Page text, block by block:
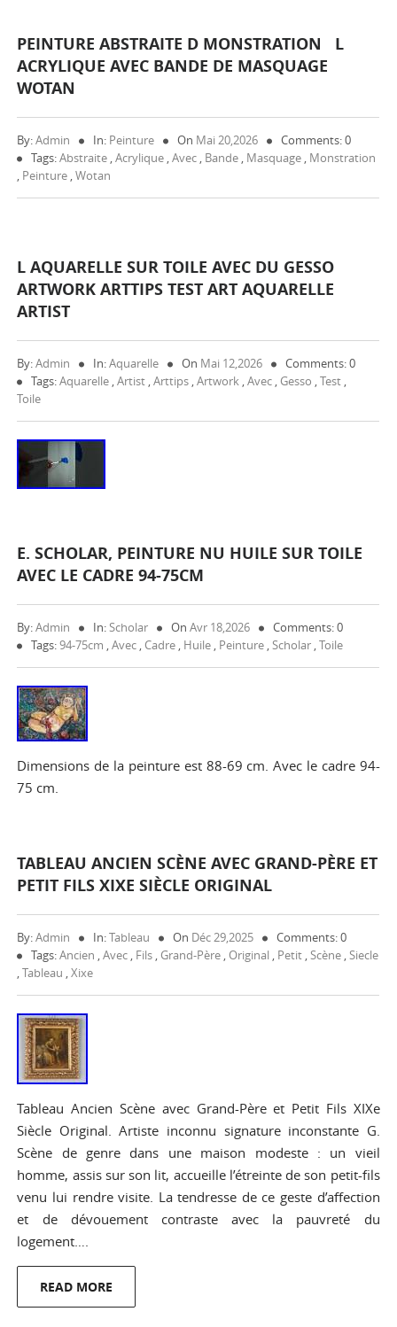
PEINTURE ABSTRAITE D MONSTRATION L
ACRYLIQUE AVEC BANDE DE MASQUAGE
WOTAN
By:Admin In: Peinture On Mai 20,2026
Comments: 0
Tags:Abstraite ,Acrylique ,Avec , Bande , Masquage , Monstration
, Peinture ,Wotan
L AQUARELLE SUR TOILE AVEC DU GESSO
ARTWORK ARTTIPS TEST ART AQUARELLE
ARTIST
By:Admin In:Aquarelle On Mai 12,2026
Comments: 0
Tags:Aquarelle ,Artist ,Arttips ,Artwork ,Avec , Gesso ,Test ,
Toile
E. SCHOLAR, PEINTURE NU HUILE SUR TOILE
AVEC LE CADRE 94-75CM
By:Admin In:Scholar OnAvr 18,2026
Comments: 0
Tags:94-75cm ,Avec , Cadre , Huile , Peinture ,Scholar ,Toile
Dimensions de la peinture est 88-69 cm. Avec le cadre 94-
75 cm.
TABLEAU ANCIEN SCÈNE AVEC GRAND-PÈRE ET
PETIT FILS XIXE SIÈCLE ORIGINAL
By:Admin In:Tableau On Déc 29,2025
Comments: 0
Tags:Ancien ,Avec , Fils , Grand-Père , Original , Petit ,Scène ,Siecle
,Tableau ,Xixe
Tableau Ancien Scène avec Grand-Père et Petit Fils XIXe
Siècle Original. Artiste inconnu signature inconstante G.
Scène de genre dans une maison modeste : un vieil
homme, assis sur son lit, accueille l’étreinte de son petit-fils
venu lui rendre visite. La tendresse de ce geste d’affection
et de dévouement contraste avec la pauvreté du
logement….
READ MORE